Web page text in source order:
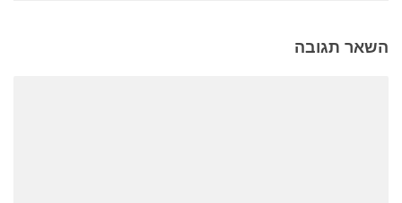
השאר תגובה